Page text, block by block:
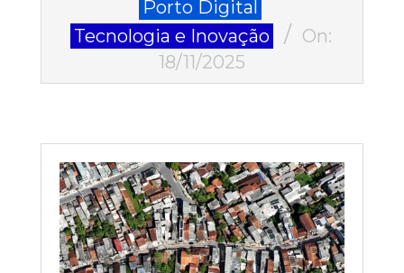
Porto Digital
Tecnologia e Inovação
On:
18/11/2025